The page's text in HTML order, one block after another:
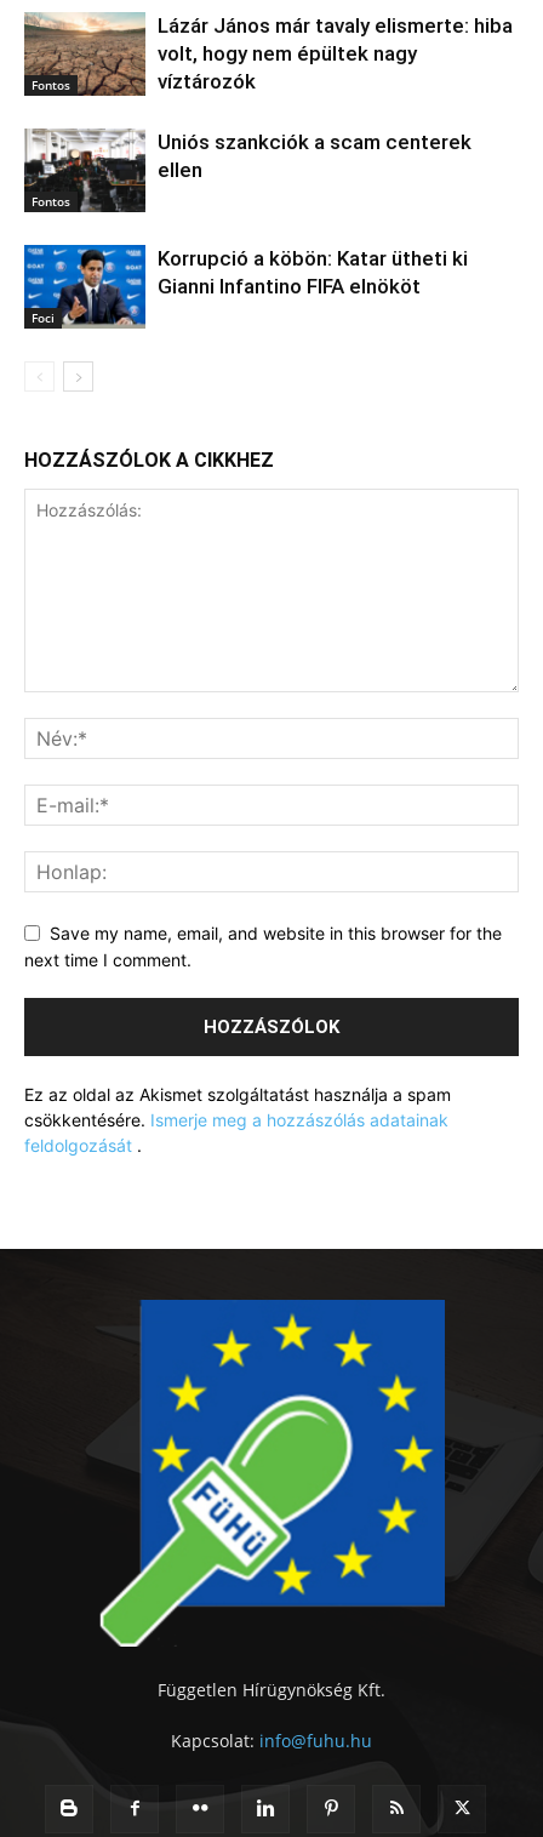
Fontos
Lázár János már tavaly elismerte: hiba
volt, hogy nem épültek nagy
víztározók
Fontos
Uniós szankciók a scam centerek
ellen
Foci
Korrupció a köbön: Katar ütheti ki
Gianni Infantino FIFA elnököt
HOZZÁSZÓLOK A CIKKHEZ
Save my name, email, and website in this browser for the
next time I comment.
Ez az oldal az Akismet szolgáltatást használja a spam
csökkentésére. Ismerje meg a hozzászólás adatainak
feldolgozását .
Független Hírügynökség Kft.
Kapcsolat: info@fuhu.hu